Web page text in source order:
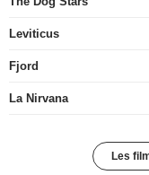
Leviticus
Fjord
La Nirvana
Les